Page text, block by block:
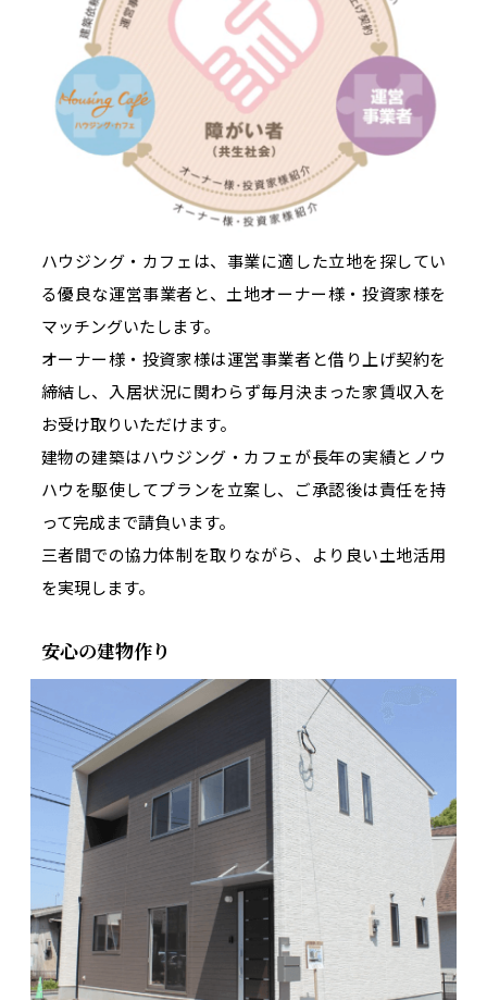
ハウジング・カフェは、事業に適した立地を探してい
る優良な運営事業者と、土地オーナー様・投資家様を
マッチングいたします。
オーナー様・投資家様は運営事業者と借り上げ契約を
締結し、入居状況に関わらず毎月決まった家賃収入を
お受け取りいただけます。
建物の建築はハウジング・カフェが長年の実績とノウ
ハウを駆使してプランを立案し、ご承認後は責任を持
って完成まで請負います。
三者間での協力体制を取りながら、より良い土地活用
を実現します。
安心の建物作り